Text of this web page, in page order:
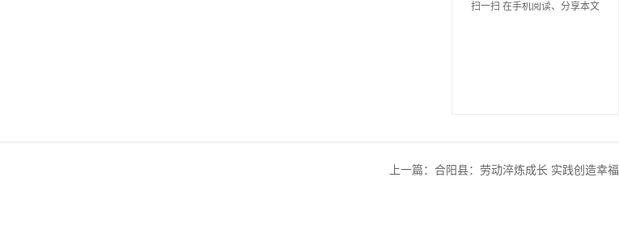
扫一扫 在手机阅读、分享本文
上一篇： 合阳县：劳动淬炼成长 实践创造幸福